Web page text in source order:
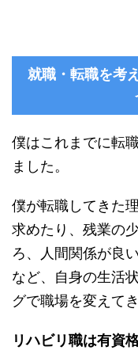
就職・転職を考
僕はこれまでに転
ました。
僕が転職してきた
求めたり、残業の
ろ、人間関係が良
など、自身の生活
グで職場を変えて
リハビリ職は有資